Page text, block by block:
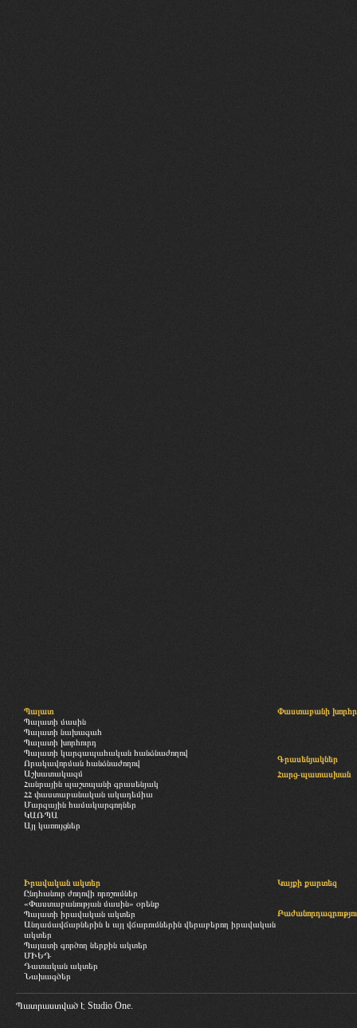
Պալատ
Պալատի մասին
Պալատի նախագահ
Պալատի խորհուրդ
Պալատի կարգապահական հանձնաժողով
Որակավորման հանձնաժողով
Աշխատակազմ
Հանրային պաշտպանի գրասենյակ
ՀՀ փաստաբանական ակադեմիա
Մարզային համակարգողներ
ԿԱՌՊԱ
Այլ կառույցներ
Փաստաբանի
Գրասենյակներ
Հարց-պատասխան
Իրավական ակտեր
Ընդհանուր ժողովի որոշումներ
«Փաստաբանության մասին» օրենք
Պալատի իրավական ակտեր
Անդամավճարներին և այլ վճարումներին վերաբերող իրավական
ակտեր
Պալատի գործող ներքին ակտեր
ՄԻԵԴ
Դատական ակտեր
Նախագծեր
Կայքի քարտեզ
Պատրաստված է Studio One.